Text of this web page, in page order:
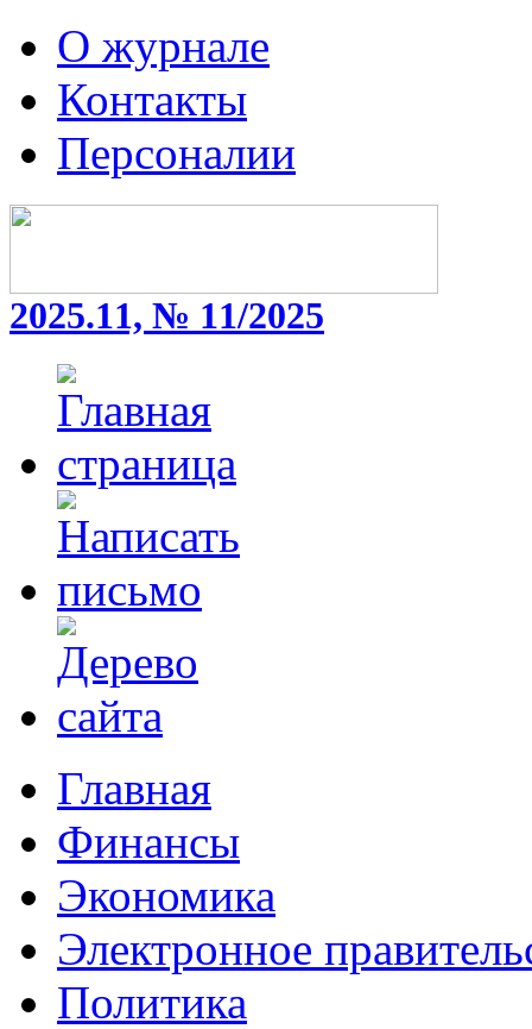
О журнале
Контакты
Персоналии
2025.11, № 11/2025
Главная
Финансы
Экономика
Электронное
Политика